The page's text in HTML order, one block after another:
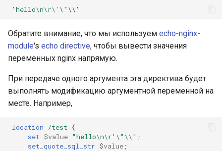
upstream
validation
'hello\n\r\' \"\\'
Обратите внимание, что мы используем echo-nginx-
module's echo directive, чтобы вывести значения
переменных nginx напрямую.
При передаче одного аргумента эта директива будет
выполнять модификацию аргументной переменной на
месте. Например,
location /test
{
set $value "hello\n\r'\"\\" ;
set_quote_sql_str $value ;